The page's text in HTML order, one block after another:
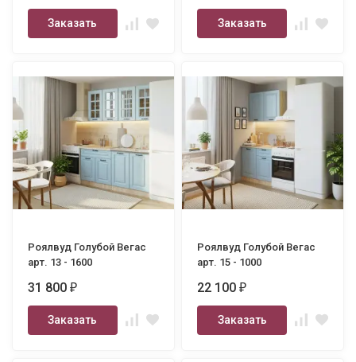
Заказать Заказать
Роялвуд Голубой Вегас
арт. 13 - 1600
31 800₽
Заказать
Роялвуд Голубой Вегас
арт. 15 - 1000
22 100₽
Заказать